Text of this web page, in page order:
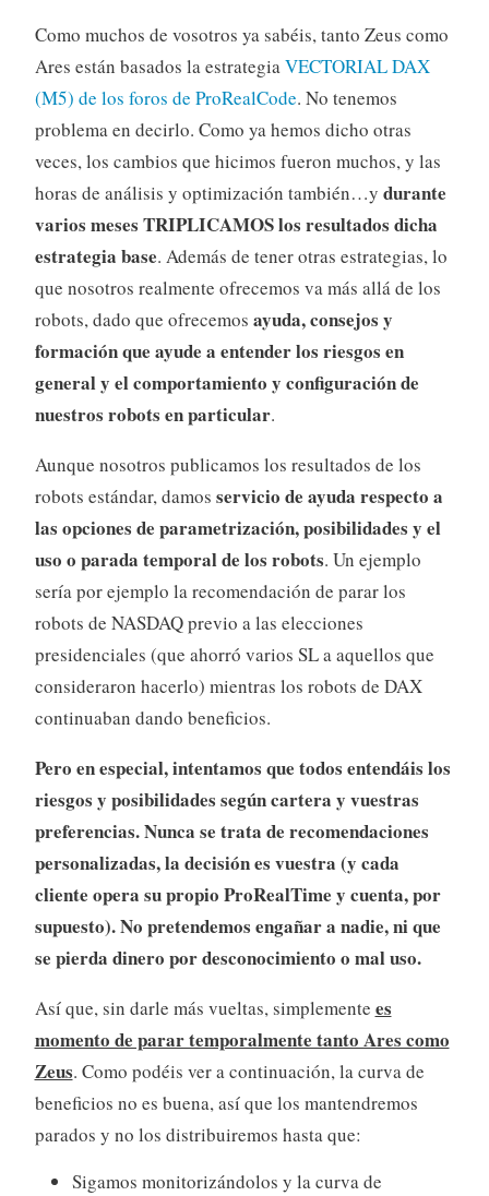
Como muchos de vosotros ya sabéis, tanto Zeus como
Ares están basados la estrategia VECTORIAL DAX
(M5) de los foros de ProRealCode. No tenemos
problema en decirlo. Como ya hemos dicho otras
veces, los cambios que hicimos fueron muchos, y las
horas de análisis y optimización también…y durante
varios meses TRIPLICAMOS los resultados dicha
estrategia base. Además de tener otras estrategias, lo
que nosotros realmente ofrecemos va más allá de los
robots, dado que ofrecemos ayuda, consejos y
formación que ayude a entender los riesgos en
general y el comportamiento y configuración de
nuestros robots en particular.
Aunque nosotros publicamos los resultados de los
robots estándar, damos servicio de ayuda respecto a
las opciones de parametrización, posibilidades y el
uso o parada temporal de los robots. Un ejemplo
sería por ejemplo la recomendación de parar los
robots de NASDAQ previo a las elecciones
presidenciales (que ahorró varios SL a aquellos que
consideraron hacerlo) mientras los robots de DAX
continuaban dando beneficios.
Pero en especial, intentamos que todos entendáis los
riesgos y posibilidades según cartera y vuestras
preferencias. Nunca se trata de recomendaciones
personalizadas, la decisión es vuestra (y cada
cliente opera su propio ProRealTime y cuenta, por
supuesto). No pretendemos engañar a nadie, ni que
se pierda dinero por desconocimiento o mal uso.
Así que, sin darle más vueltas, simplemente es
momento de parar temporalmente tanto Ares como
Zeus. Como podéis ver a continuación, la curva de
beneficios no es buena, así que los mantendremos
parados y no los distribuiremos hasta que:
Sigamos monitorizándolos y la curva de